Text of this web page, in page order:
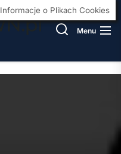
Menu
Informacje o Plikach Cookies